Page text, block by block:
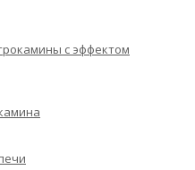
с эффектом